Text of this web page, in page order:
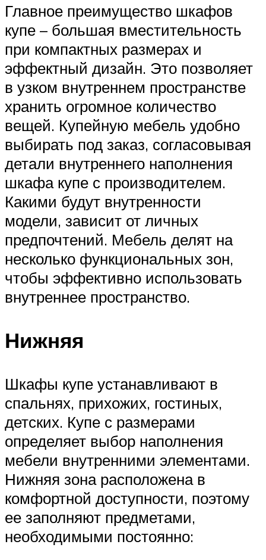
Главное преимущество шкафов
купе – большая вместительность
при компактных размерах и
эффектный дизайн. Это позволяет
в узком внутреннем пространстве
хранить огромное количество
вещей. Купейную мебель удобно
выбирать под заказ, согласовывая
детали внутреннего наполнения
шкафа купе с производителем.
Какими будут внутренности
модели, зависит от личных
предпочтений. Мебель делят на
несколько функциональных зон,
чтобы эффективно использовать
внутреннее пространство.
Нижняя
Шкафы купе устанавливают в
спальнях, прихожих, гостиных,
детских. Купе с размерами
определяет выбор наполнения
мебели внутренними элементами.
Нижняя зона расположена в
комфортной доступности, поэтому
ее заполняют предметами,
необходимыми постоянно: